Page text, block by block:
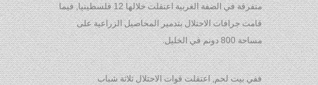
متفرقة في الضفة الغربية اعتقلت خلالها 12 فلسطينيا, فيما
قامت جرافات الاحتلال بتدمير المحاصيل الزراعية على
مساحة 800 دونم في الخليل.
ففي بيت لحم, اعتقلت قوات الاحتلال ثلاثة شباب